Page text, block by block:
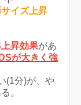
イズ上昇
上昇効果があ
が大きく強
(1分)が、や
。